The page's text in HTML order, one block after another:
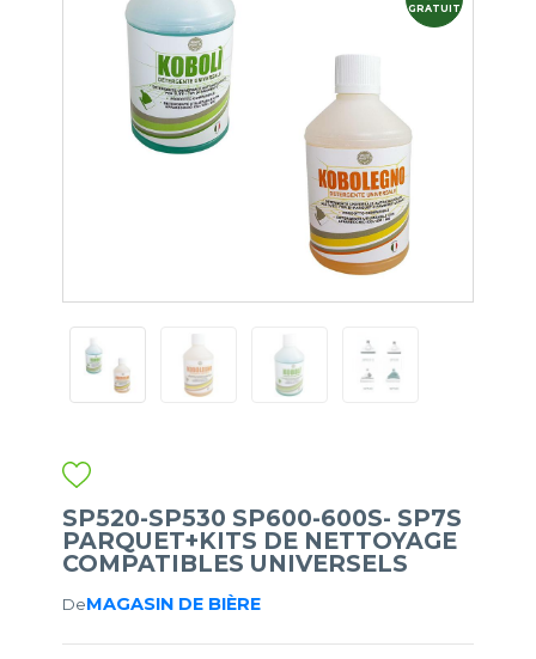
GRATUIT
SP520-SP530 SP600-600S- SP7S
PARQUET+KITS DE NETTOYAGE
COMPATIBLES UNIVERSELS
DeMAGASIN DE BIÈRE